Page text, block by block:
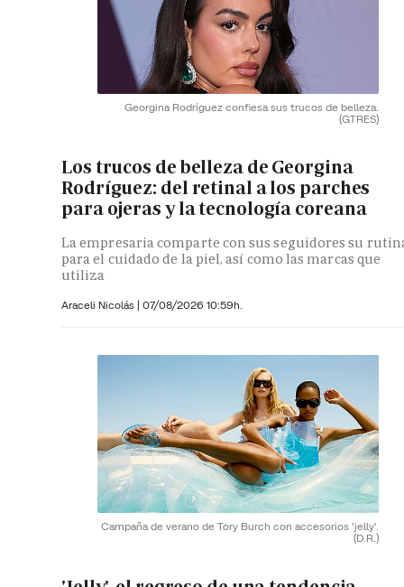
Georgina Rodríguez confiesa sus trucos de belleza.
(GTRES)
Los trucos de belleza de Georgina
Rodríguez: del retinal a los parches
para ojeras y la tecnología coreana
La empresaria comparte con sus seguidores su
para el cuidado de la piel, así como las marcas que
utiliza
Araceli Nicolás | 07/08/2026 10:59h.
Campaña de verano de Tory Burch con accesorios 'jelly'.
(D.R.)